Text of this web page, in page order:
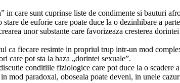
in care sunt cuprinse liste de condimente si bauturi
de euforie care poate duce la o dezinhibare a
unor substante care favorizeaza cresterea
ca fiecare resimte in propriul trup intr-un mod
care pot sta la baza „dorintei sexuale”.
conditiile fiziologice care pot duce la o scadere
mod paradoxal, oboseala poate deveni, in unele